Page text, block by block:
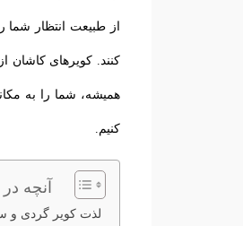
از طبیعت انتظار
‌کنند. کویرهای کاشان
کنیم.
آنچه
لذت کویر گردی و